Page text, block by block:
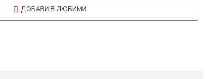
ДОБАВИ В ЛЮБИМИ